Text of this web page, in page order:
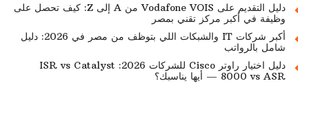
دليل التقديم على Vodafone VOIS من A إلى Z: كيف تحصل على
وظيفة في أكبر مركز تقني بمصر
أكبر شركات IT والشبكات اللي بتوظف من مصر في 2026: دليل
شامل بالرواتب
دليل اختيار راوتر Cisco للشركات 2026: ISR vs Catalyst
8000 vs ASR — أيها يناسبك؟